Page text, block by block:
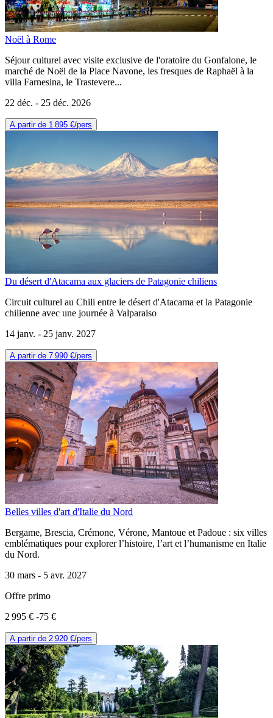
Noël à Rome
Séjour culturel avec visite exclusive de l'oratoire du Gonfalone, le
marché de Noël de la Place Navone, les fresques de Raphaël à la
villa Farnesina, le Trastevere...
22 déc. - 25 déc. 2026
A partir de 1 895 €/pers
Du désert d'Atacama aux glaciers de Patagonie chiliens
Circuit culturel au Chili entre le désert d'Atacama et la Patagonie
chilienne avec une journée à Valparaiso
14 janv. - 25 janv. 2027
A partir de 7 990 €/pers
Belles villes d'art d'Italie du Nord
Bergame, Brescia, Crémone, Vérone, Mantoue et Padoue : six villes
emblématiques pour explorer l’histoire, l’art et l’humanisme en Italie
du Nord.
30 mars - 5 avr. 2027
Offre primo
2 995 € -75 €
A partir de 2 920 €/pers